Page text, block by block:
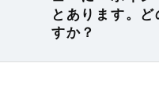
とあります。
すか？